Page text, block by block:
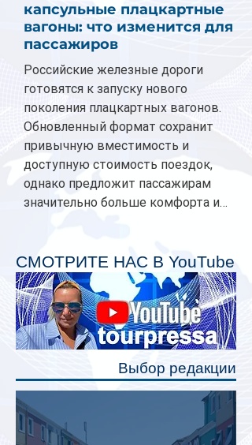
капсульные плацкартные
вагоны: что изменится для
пассажиров
Российские железные дороги
готовятся к запуску нового
поколения плацкартных вагонов.
Обновленный формат сохранит
привычную вместимость и
доступную стоимость поездок,
однако предложит пассажирам
значительно больше комфорта и
планируется начать в 2027 году.
Одним из главных нововведений
станут индивидуальные шторки у
каждого спального места. Они
позволят пассажирам закрыть свою
полку во время сна или отдыха,
СМОТРИТЕ НАС В YouTube
Выбор редакции